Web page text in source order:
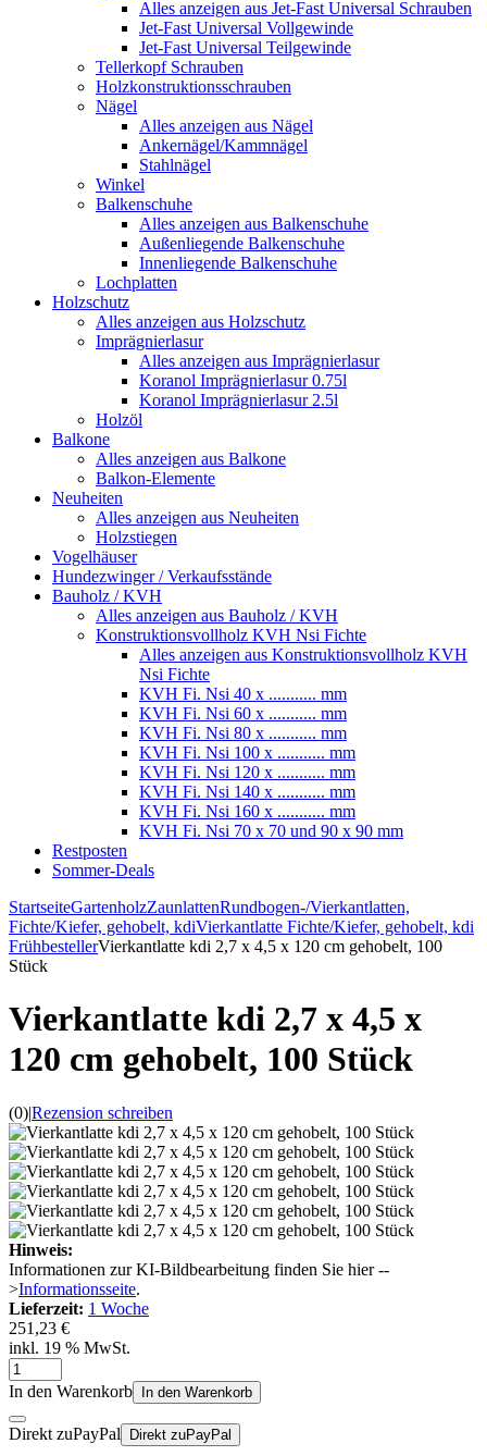
Alles anzeigen aus Jet-Fast Universal Schrauben
Jet-Fast Universal Vollgewinde
Jet-Fast Universal Teilgewinde
Tellerkopf Schrauben
Holzkonstruktionsschrauben
Nägel
Alles anzeigen aus Nägel
Ankernägel/Kammnägel
Stahlnägel
Winkel
Balkenschuhe
Alles anzeigen aus Balkenschuhe
Außenliegende Balkenschuhe
Innenliegende Balkenschuhe
Lochplatten
Holzschutz
Alles anzeigen aus Holzschutz
Imprägnierlasur
Alles anzeigen aus Imprägnierlasur
Koranol Imprägnierlasur 0.75l
Koranol Imprägnierlasur 2.5l
Holzöl
Balkone
Alles anzeigen aus Balkone
Balkon-Elemente
Neuheiten
Alles anzeigen aus Neuheiten
Holzstiegen
Vogelhäuser
Hundezwinger / Verkaufsstände
Bauholz / KVH
Alles anzeigen aus Bauholz / KVH
Konstruktionsvollholz KVH Nsi Fichte
Alles anzeigen aus Konstruktionsvollholz KVH
Nsi Fichte
KVH Fi. Nsi 40 x ........... mm
KVH Fi. Nsi 60 x ........... mm
KVH Fi. Nsi 80 x ........... mm
KVH Fi. Nsi 100 x ........... mm
KVH Fi. Nsi 120 x ........... mm
KVH Fi. Nsi 140 x ........... mm
KVH Fi. Nsi 160 x ........... mm
KVH Fi. Nsi 70 x 70 und 90 x 90 mm
Restposten
Sommer-Deals
StartseiteGartenholzZaunlattenRundbogen-/Vierkantlatten,
Fichte/Kiefer, gehobelt, kdiVierkantlatte Fichte/Kiefer, gehobelt, kdi
FrühbestellerVierkantlatte kdi 2,7 x 4,5 x 120 cm gehobelt, 100
Stück
Vierkantlatte kdi 2,7 x 4,5 x
120 cm gehobelt, 100 Stück
(0)|Rezension schreiben
Hinweis:
Informationen zur KI-Bildbearbeitung finden Sie hier --
>Informationsseite.
Lieferzeit: 1 Woche
251,23 €
inkl. 19 % MwSt.
In den Warenkorb In den Warenkorb
Direkt zuPayPal Direkt zuPayPal